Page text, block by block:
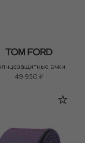
очки
49 950 ₽